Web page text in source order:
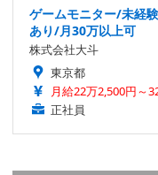
ゲームモニター/未経
あり/月30万以上可
株式会社大斗
東京都
月給22万2,500円～
正社員